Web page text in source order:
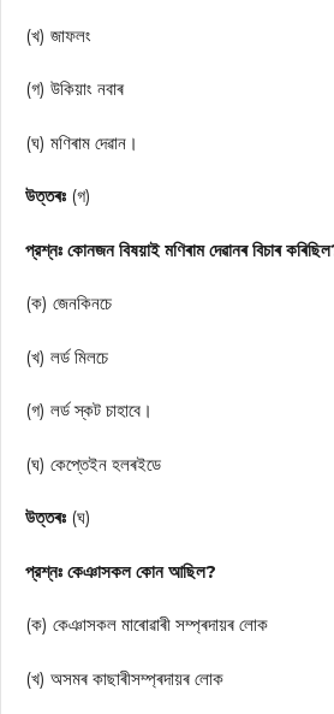
(খ) জাফলং
(গ) উকিয়াং নবাৰ
(ঘ) মণিৰাম দেৱান।
উত্তৰঃ (গ)
প্রশ্নঃ কোনজন বিষয়াই মণিৰাম দেৱানৰ বিচাৰ
(ক) জেনকিনচে
(খ) লর্ড মিলচে
(গ) লর্ড স্কট চাহাবে।
(ঘ) কেপ্তেইন হলৰইডে
উত্তৰঃ (ঘ)
প্রশ্নঃ কেঞাসকল কোন আছিল?
(ক) কেঞাসকল মাৰোৱাৰী সম্প্ৰদায়ৰ লোক
(খ) অসমৰ কাছাৰীসম্প্ৰদায়ৰ লোক